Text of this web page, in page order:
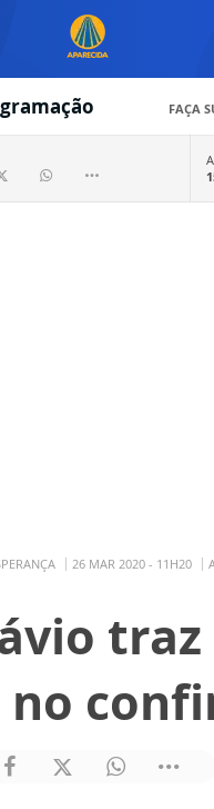
FAÇA
26 MAR 2020 - 11H20
no